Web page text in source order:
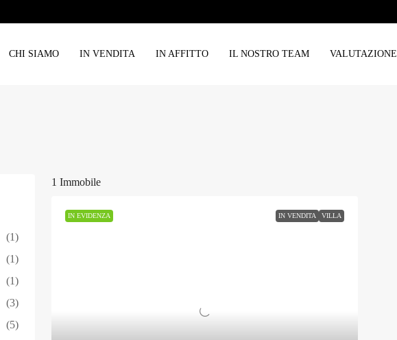
CHI SIAMO IN VENDITA IN AFFITTO IL NOSTRO TEAM VALUTAZIONE
1 Immobile
IN EVIDENZA IN VENDITA VILLA
(1)
(1)
(1)
(3)
(5)